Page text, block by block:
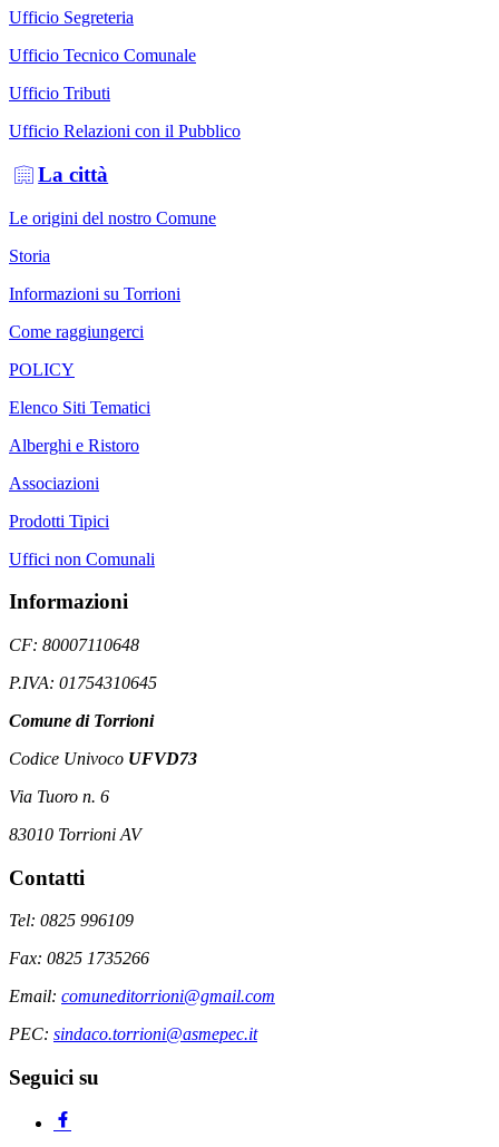
Ufficio Segreteria
Ufficio Tecnico Comunale
Ufficio Tributi
Ufficio Relazioni con il Pubblico
La città
Le origini del nostro Comune
Storia
Informazioni su Torrioni
Come raggiungerci
POLICY
Elenco Siti Tematici
Alberghi e Ristoro
Associazioni
Prodotti Tipici
Uffici non Comunali
Informazioni
CF: 80007110648
P.IVA: 01754310645
Comune di Torrioni
Codice Univoco UFVD73
Via Tuoro n. 6
83010 Torrioni AV
Contatti
Tel: 0825 996109
Fax: 0825 1735266
Email: comuneditorrioni@gmail.com
PEC: sindaco.torrioni@asmepec.it
Seguici su